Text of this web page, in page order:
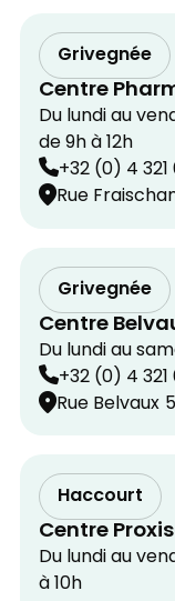
Grivegnée
Centre
Du lundi au
de 9h à 12h
+32 (0) 4 321
Rue
Grivegnée
Centre
Du lundi au
+32 (0) 4 321
Rue Belvaux
Haccourt
Centre
Du lundi au
à 10h